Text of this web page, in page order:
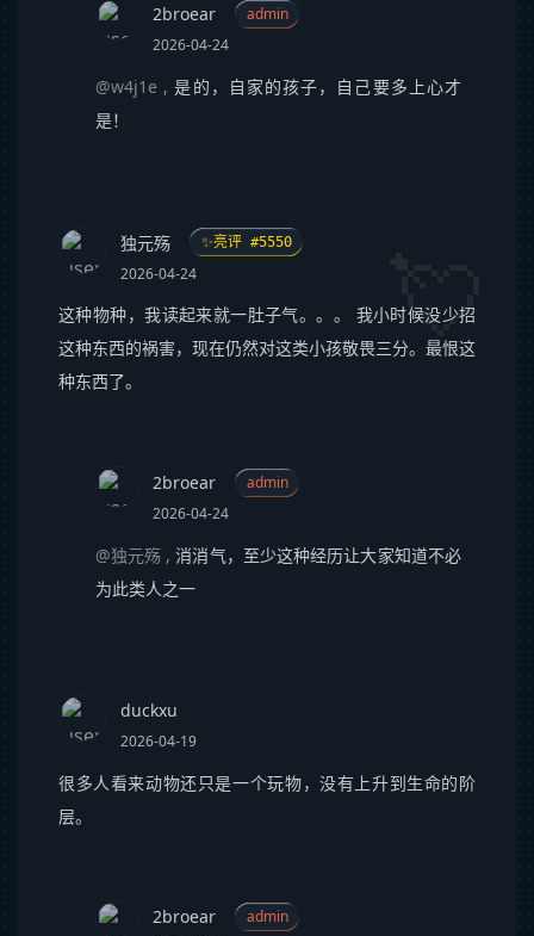
2broear
admin
2026-04-24
@w4j1e ,是的，自家的孩子，自己要多上心才
是！
独元殇 ✨亮评 #5550
2026-04-24
这种物种，我读起来就一肚子气。。。 我小时候没少招
这种东西的祸害，现在仍然对这类小孩敬畏三分。最恨这
种东西了。
2broear
admin
2026-04-24
@独元殇 ,消消气，至少这种经历让大家知道不必
为此类人之一
duckxu
2026-04-19
很多人看来动物还只是一个玩物，没有上升到生命的阶
层。
2broear
admin